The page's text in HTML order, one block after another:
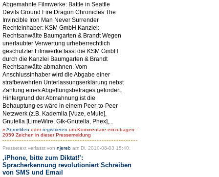
Abgemahnte Filmwerke: Battle in Seattle
Devils Ground Fire Dragon Chronicles The
Invincible Iron Man Never Surrender
Rechteinhaber: KSM GmbH Kanzlei:
Rechtsanwälte Baumgarten & Brandt Wegen
unerlaubter Verwertung urheberrechtlich
geschützter Filmwerke lässt die KSM GmbH
durch die Kanzlei Baumgarten & Brandt
Rechtsanwälte abmahnen. Vom
Anschlussinhaber wird die Abgabe einer
strafbewehrten Unterlassungserklärung nebst
Zahlung eines Abgeltungsbetrages gefordert.
Hintergrund der Abmahnung ist die
Behauptung es wäre in einem Peer-to-Peer
Netzwerk (z.B. Kademlia [Vuze, eMule],
Gnutella [LimeWire, Gtk-Gnutella, Phex],...
» Anmelden oderregistrieren um Kommentare einzutragen -
2059 Zeichen in dieser Pressemeldung
Pressetext verfasst von njereb am Di, 2010-08-03 15:40.
‚iPhone, bitte zum Diktat!’:
Spracherkennung revolutioniert Schreiben
von SMS und Email